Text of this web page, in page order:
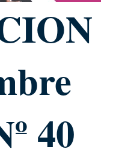
40